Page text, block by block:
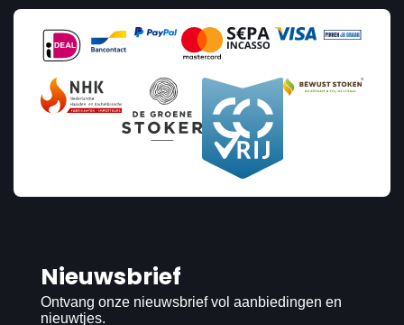
Nieuwsbrief
Ontvang onze nieuwsbrief vol aanbiedingen en
nieuwtjes.